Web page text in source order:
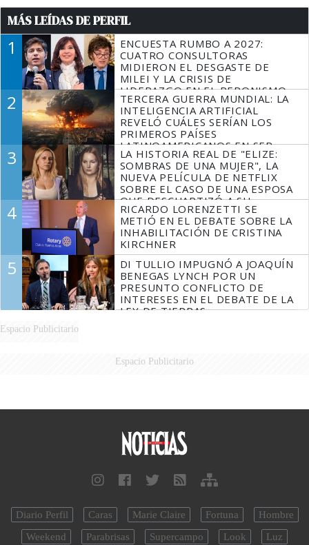
MÁS LEÍDAS DE PERFIL
1
ENCUESTA RUMBO A 2027:
CUATRO CONSULTORAS
MIDIERON EL DESGASTE DE
MILEI Y LA CRISIS DE
LIDERAZGO EN EL PERONISMO
2
TERCERA GUERRA MUNDIAL: LA
INTELIGENCIA ARTIFICIAL
REVELÓ CUÁLES SERÍAN LOS
PRIMEROS PAÍSES
LATINOAMERICANOS EN SER
DERROTADOS
3
LA HISTORIA REAL DE "ELIZE:
SOMBRAS DE UNA MUJER", LA
NUEVA PELÍCULA DE NETFLIX
SOBRE EL CASO DE UNA ESPOSA
QUE DESCUARTIZÓ A SU
MARIDO
4
RICARDO LORENZETTI SE
METIÓ EN EL DEBATE SOBRE LA
INHABILITACIÓN DE CRISTINA
KIRCHNER
5
DI TULLIO IMPUGNÓ A JOAQUÍN
BENEGAS LYNCH POR UN
PRESUNTO CONFLICTO DE
INTERESES EN EL DEBATE DE LA
LEY DE TIERRAS
Espacio Publicitario
Espacio Publicitario
Diario Perfil Caras Marie Claire Fortuna
Hombre
Weekend
Parabrisas Supercampo Look Luz